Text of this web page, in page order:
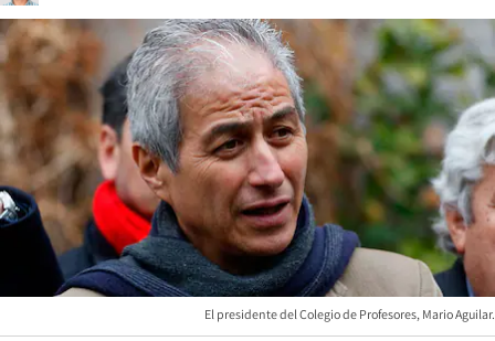
El presidente del Colegio de Profesores, Mario Aguilar.